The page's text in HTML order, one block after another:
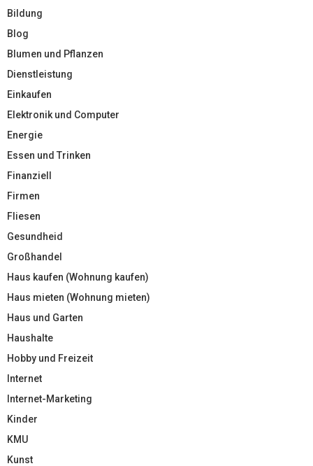
Bildung
Blog
Blumen und Pflanzen
Dienstleistung
Einkaufen
Elektronik und Computer
Energie
Essen und Trinken
Finanziell
Firmen
Fliesen
Gesundheid
Großhandel
Haus kaufen (Wohnung kaufen)
Haus mieten (Wohnung mieten)
Haus und Garten
Haushalte
Hobby und Freizeit
Internet
Internet-Marketing
Kinder
KMU
Kunst